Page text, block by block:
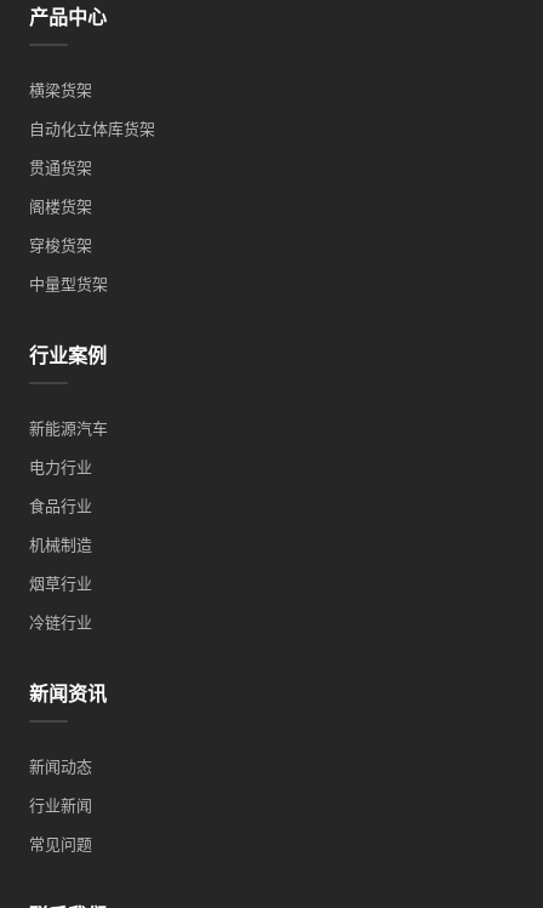
产品中心
横梁货架
自动化立体库货架
贯通货架
阁楼货架
穿梭货架
中量型货架
行业案例
新能源汽车
电力行业
食品行业
机械制造
烟草行业
冷链行业
新闻资讯
新闻动态
行业新闻
常见问题